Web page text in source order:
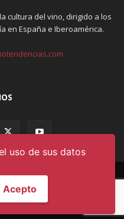
uso de sus datos
Acepto
cultura del vino, dirigido a los
en España e Iberoamérica.
DE PRIVACIDAD
QUIÉNES SOMOS